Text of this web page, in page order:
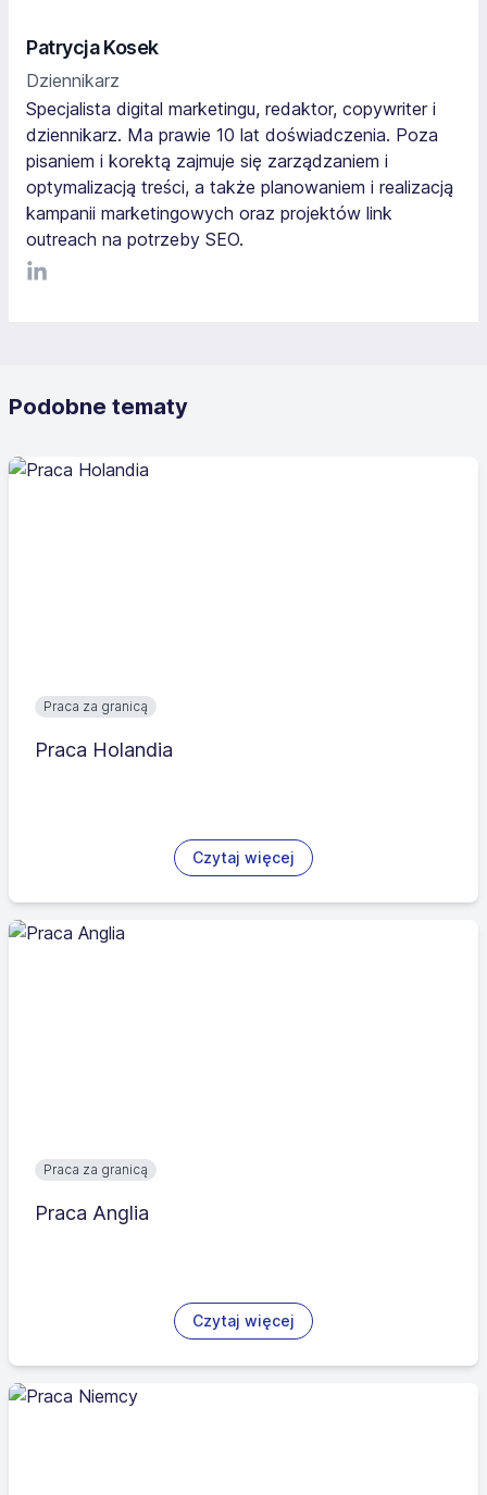
Patrycja Kosek
Dziennikarz
Specjalista digital marketingu, redaktor, copywriter i
dziennikarz. Ma prawie 10 lat doświadczenia. Poza
pisaniem i korektą zajmuje się zarządzaniem i
optymalizacją treści, a także planowaniem i realizacją
kampanii marketingowych oraz projektów link
outreach na potrzeby SEO.
LinkediIn
Podobne tematy
Praca za granicą
Praca Holandia
Czytaj więcej
Praca za granicą
Praca Anglia
Czytaj więcej